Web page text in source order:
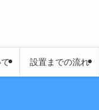
設置までの流れ